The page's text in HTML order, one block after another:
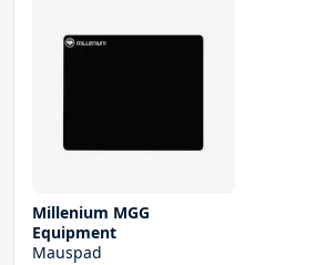
Millenium MGG
Equipment
Mauspad